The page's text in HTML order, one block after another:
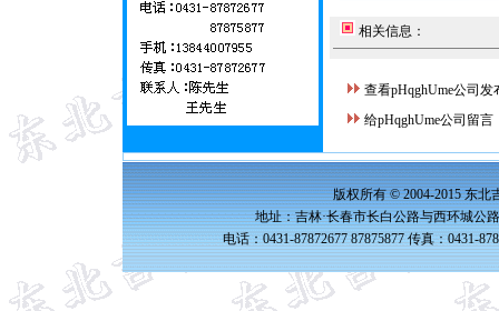
相关信息：
查看pHqghUme公司发
给pHqghUme公司留言
版权所有 © 2004-2015 东北
地址：吉林·长春市长白公路与西环城公
电话：0431-87872677 87875877 传真：0431-